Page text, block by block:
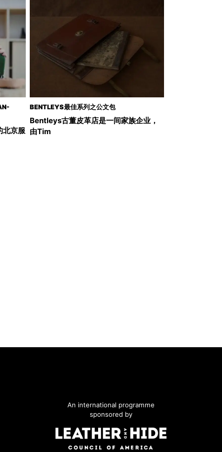
京服
BENTLEYS最佳系列之公文包
Bentleys古董皮革店是一间家族企业，
由Tim
An international programme
sponsored by